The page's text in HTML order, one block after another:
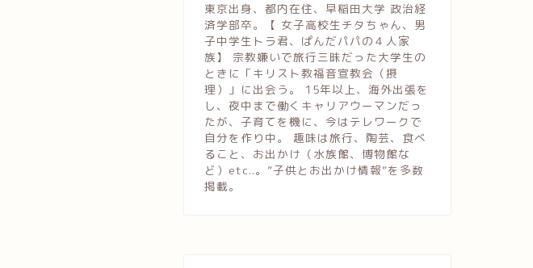
東京出身、都内在住、早稲田大学 政治経
済学部卒。【 女子高校生チタちゃん、男
子中学生トラ君、ぱんだパパの４人家
族】 宗教嫌いで旅行三昧だった大学生の
ときに「キリスト教福音宣教会（摂
理）」に出会う。 15年以上、海外出張を
し、夜中まで働くキャリアウーマンだっ
たが、子育てを機に、今はテレワークで
自分を作り中。 趣味は旅行、陶芸、食べ
ること、お出かけ（水族館、博物館な
ど）etc..。”子供とお出かけ情報”を多数
掲載。